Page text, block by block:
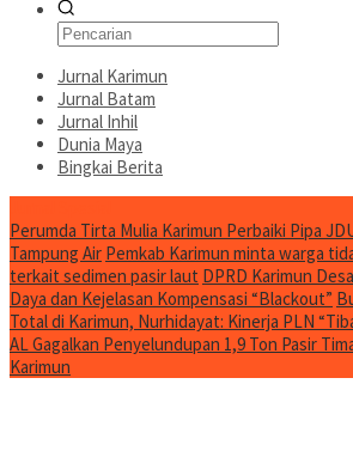
Jurnal Karimun
Jurnal Batam
Jurnal Inhil
Dunia Maya
Bingkai Berita
Perumda Tirta Mulia Karimun Perbaiki Pipa
Tampung Air Pemkab Karimun minta warga
terkait sedimen pasir laut DPRD Karimun
Daya dan Kejelasan Kompensasi “Blackout”
Total di Karimun, Nurhidayat: Kinerja PLN
AL Gagalkan Penyelundupan 1,9 Ton Pasir
Karimun